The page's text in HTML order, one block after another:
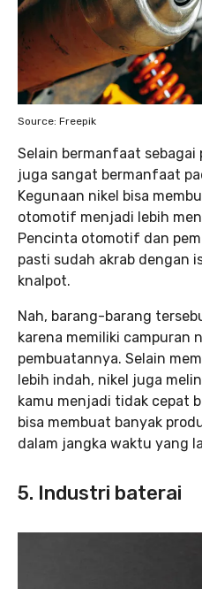
Source: Freepik
Selain bermanfaat sebagai
juga sangat bermanfaat
Kegunaan nikel bisa
otomotif menjadi lebih
Pencinta otomotif dan
pasti sudah akrab dengan
knalpot.
Nah, barang-barang
karena memiliki campuran
pembuatannya. Selain
lebih indah, nikel juga
kamu menjadi tidak cepat
bisa membuat banyak
dalam jangka waktu yang
5. Industri baterai